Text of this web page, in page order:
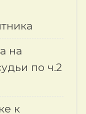
на
по ч.2
к